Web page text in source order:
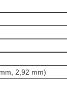
2,92 mm)